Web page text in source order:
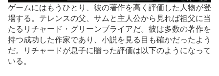
ゲームにはもうひとり、彼の著作を高く評価した人物が登
場する。テレンスの父、サムと主人公から見れば祖父に当
たるリチャード・グリーンブライアだ。彼は多数の著作を
持つ成功した作家であり、小説を見る目も確かだったよう
だ。リチャードが息子に贈った評価は以下のようになって
いる。